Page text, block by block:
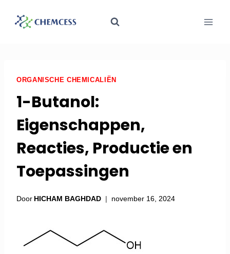
ORGANISCHE CHEMICALIËN
1-Butanol:
Eigenschappen,
Reacties, Productie en
Toepassingen
Door HICHAM BAGHDAD november 16, 2024